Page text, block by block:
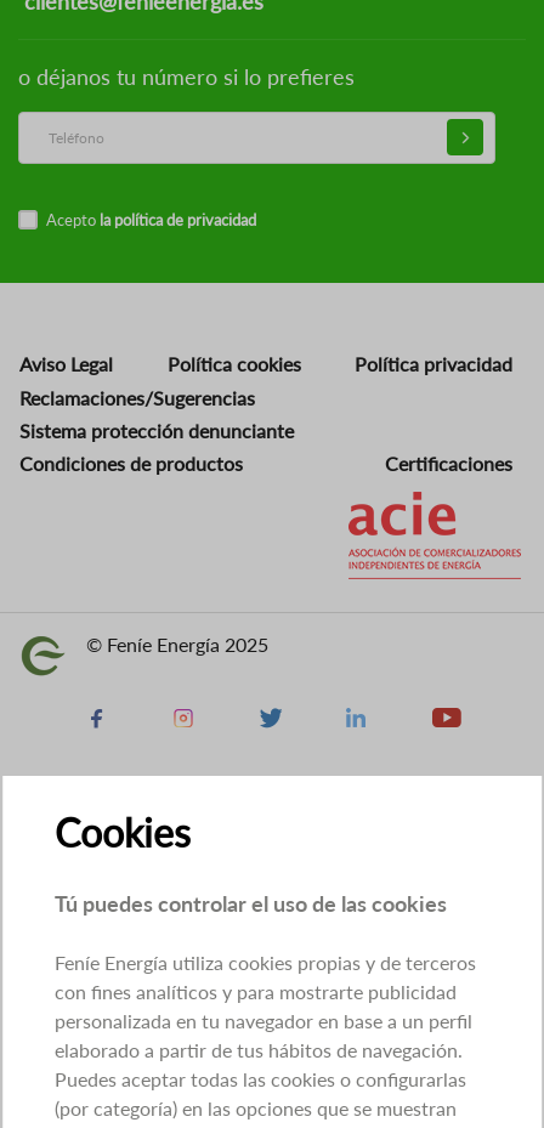
o déjanos tu número si lo prefieres
Acepto la política de privacidad
Aviso Legal Política cookies
Política privacidad
Reclamaciones/Sugerencias
Sistema protección denunciante
Condiciones de productos
Certificaciones
Imagen © Feníe Energía 2025
Facebook Instagram X Linkedin Youtube
Cookies
Tú puedes controlar el uso de las cookies
Feníe Energía utiliza cookies propias y de terceros
con fines analíticos y para mostrarte publicidad
personalizada en tu navegador en base a un perfil
elaborado a partir de tus hábitos de navegación.
Puedes aceptar todas las cookies o configurarlas
(por categoría) en las opciones que se muestran